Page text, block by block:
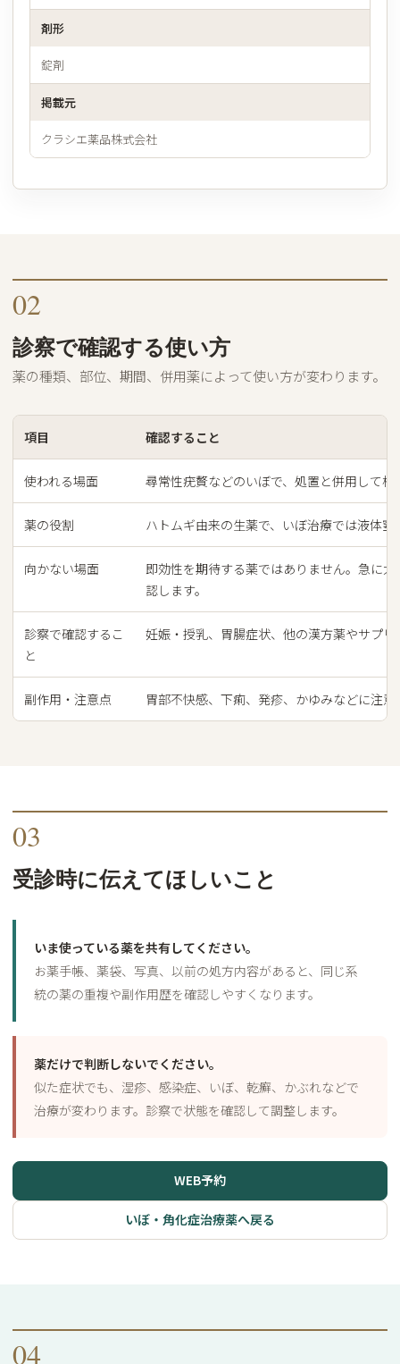
剤形
錠剤
掲載元
クラシエ薬品株式会社
02
診察で確認する使い方
薬の種類、部位、期間、併用薬によって使い方が変わります。
項目 確認すること
使われる場面 尋常性疣贅などのいぼで、処置と併用して
薬の役割 ハトムギ由来の生薬で、いぼ治療では液体
向かない場面
即効性を期待する薬ではありません。急に
認します。
診察で確認するこ
と
妊娠・授乳、胃腸症状、他の漢方薬やサプ
副作用・注意点 胃部不快感、下痢、発疹、かゆみなどに注意
03
受診時に伝えてほしいこと
いま使っている薬を共有してください。
お薬手帳、薬袋、写真、以前の処方内容があると、同じ系
統の薬の重複や副作用歴を確認しやすくなります。
薬だけで判断しないでください。
似た症状でも、湿疹、感染症、いぼ、乾癬、かぶれなどで
治療が変わります。診察で状態を確認して調整します。
WEB予約
いぼ・角化症治療薬へ戻る
04